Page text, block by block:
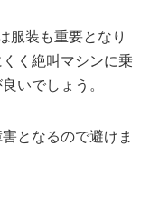
服装も重要となり
く絶叫マシンに乗
いでしょう。
となるので避けま